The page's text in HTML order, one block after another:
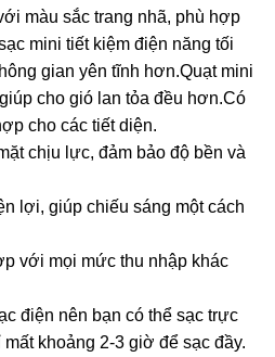
màu sắc trang nhã, phù hợp
mini tiết kiệm điện năng tối
gian yên tĩnh hơn.Quạt mini
cho gió lan tỏa đều hơn.Có
cho các tiết diện.
chịu lực, đảm bảo độ bền và
lợi, giúp chiếu sáng một cách
với mọi mức thu nhập khác
điện nên bạn có thể sạc trực
khoảng 2-3 giờ để sạc đầy.